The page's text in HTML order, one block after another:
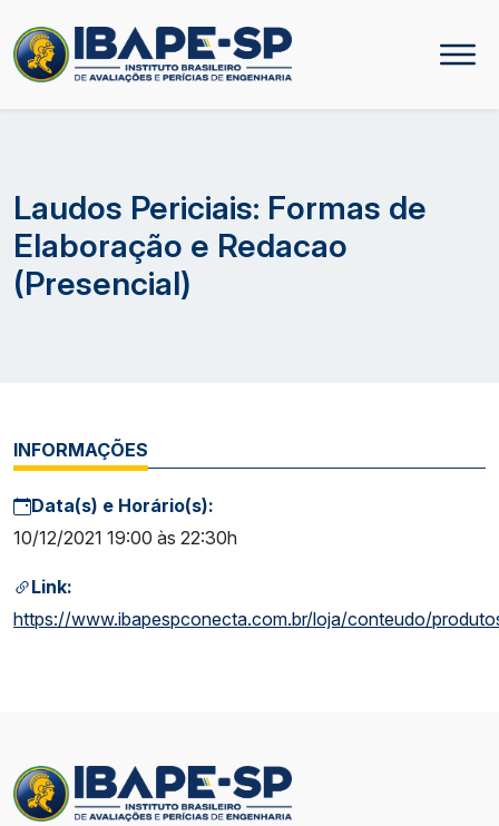
Laudos Periciais: Formas de
Elaboração e Redacao
(Presencial)
INFORMAÇÕES
Data(s) e Horário(s):
10/12/2021 19:00 às 22:30h
Link:
https://www.ibapespconecta.com.br/loja/conteudo/